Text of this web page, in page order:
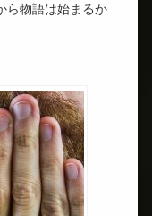
ら物語は始まるか